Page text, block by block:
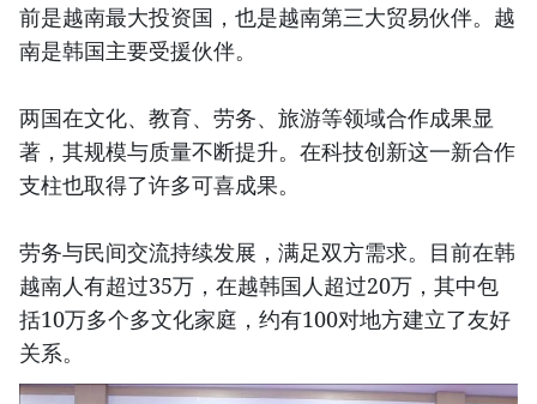
前是越南最大投资国，也是越南第三大贸易伙伴。越
南是韩国主要受援伙伴。
两国在文化、教育、劳务、旅游等领域合作成果显
著，其规模与质量不断提升。在科技创新这一新合作
支柱也取得了许多可喜成果。
劳务与民间交流持续发展，满足双方需求。目前在韩
越南人有超过35万，在越韩国人超过20万，其中包
括10万多个多文化家庭，约有100对地方建立了友好
关系。